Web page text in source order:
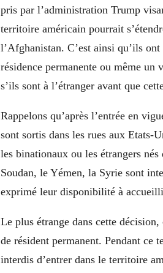
pris par l’administration Trump
territoire américain pourrait
l’Afghanistan. C’est ainsi qu’ils
résidence permanente ou même un
s’ils sont à l’étranger avant que
Rappelons qu’après l’entrée en
sont sortis dans les rues aux Etats-
les binationaux ou les étrangers
Soudan, le Yémen, la Syrie sont
exprimé leur disponibilité à
Le plus étrange dans cette
de résident permanent. Pendant ce
interdis d’entrer dans le territoire